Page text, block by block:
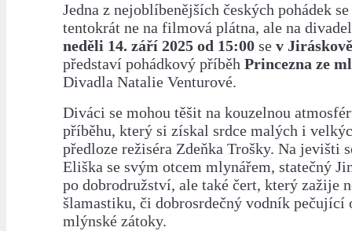
Jedna z nejoblíbenějších českých pohádek
tentokrát ne na filmová plátna, ale na
neděli 14. září 2025 od 15:00 se v
představí pohádkový příběh Princezna ze
Divadla Natalie Venturové.
Diváci se mohou těšit na kouzelnou
příběhu, který si získal srdce malých i
předloze režiséra Zdeňka Trošky. Na jevišti
Eliška se svým otcem mlynářem, statečný
po dobrodružství, ale také čert, který zažije
šlamastiku, či dobrosrdečný vodník pečující
mlýnské zátoky.